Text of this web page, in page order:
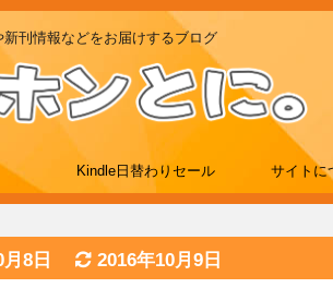
新刊情報などをお届けするブログ
Kindle日替わりセール サイトに
月8日 2016年10月9日